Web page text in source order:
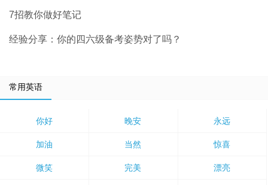
7招教你做好笔记
经验分享：你的四六级备考姿势对了吗？
常用英语
你好 晚安 永远
加油 当然 惊喜
微笑 完美 漂亮